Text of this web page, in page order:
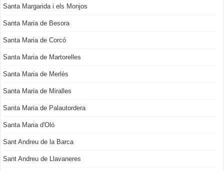
Santa Margarida i els Monjos
Santa Maria de Besora
Santa Maria de Corcó
Santa Maria de Martorelles
Santa Maria de Merlès
Santa Maria de Miralles
Santa Maria de Palautordera
Santa Maria d'Oló
Sant Andreu de la Barca
Sant Andreu de Llavaneres